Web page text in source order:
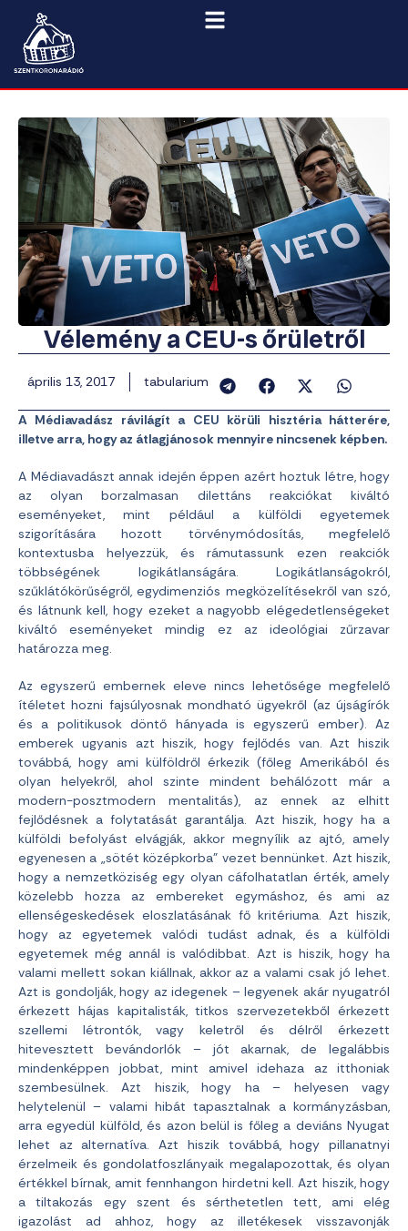
Vélemény a CEU-s őrületről
április 13, 2017 tabularium
A Médiavadász rávilágít a CEU körüli hisztéria hátterére,
illetve arra, hogy az átlagjánosok mennyire nincsenek képben.
A Médiavadászt annak idején éppen azért hoztuk létre, hogy
az olyan borzalmasan dilettáns reakciókat kiváltó
eseményeket, mint például a külföldi egyetemek
szigorítására hozott törvénymódosítás, megfelelő
kontextusba helyezzük, és rámutassunk ezen reakciók
többségének logikátlanságára. Logikátlanságokról,
szűklátókörűségről, egydimenziós megközelítésekről van szó,
és látnunk kell, hogy ezeket a nagyobb elégedetlenségeket
kiváltó eseményeket mindig ez az ideológiai zűrzavar
határozza meg.
Az egyszerű embernek eleve nincs lehetősége megfelelő
ítéletet hozni fajsúlyosnak mondható ügyekről (az újságírók
és a politikusok döntő hányada is egyszerű ember). Az
emberek ugyanis azt hiszik, hogy fejlődés van. Azt hiszik
továbbá, hogy ami külföldről érkezik (főleg Amerikából és
olyan helyekről, ahol szinte mindent behálózott már a
modern-posztmodern mentalitás), az ennek az elhitt
fejlődésnek a folytatását garantálja. Azt hiszik, hogy ha a
külföldi befolyást elvágják, akkor megnyílik az ajtó, amely
egyenesen a „sötét középkorba” vezet bennünket. Azt hiszik,
hogy a nemzetköziség egy olyan cáfolhatatlan érték, amely
közelebb hozza az embereket egymáshoz, és ami az
ellenségeskedések eloszlatásának fő kritériuma. Azt hiszik,
hogy az egyetemek valódi tudást adnak, és a külföldi
egyetemek még annál is valódibbat. Azt is hiszik, hogy ha
valami mellett sokan kiállnak, akkor az a valami csak jó lehet.
Azt is gondolják, hogy az idegenek – legyenek akár nyugatról
érkezett hájas kapitalisták, titkos szervezetekből érkezett
szellemi létrontók, vagy keletről és délről érkezett
hitevesztett bevándorlók – jót akarnak, de legalábbis
mindenképpen jobbat, mint amivel idehaza az itthoniak
szembesülnek. Azt hiszik, hogy ha – helyesen vagy
helytelenül – valami hibát tapasztalnak a kormányzásban,
arra egyedül külföld, és azon belül is főleg a deviáns Nyugat
lehet az alternatíva. Azt hiszik továbbá, hogy pillanatnyi
érzelmeik és gondolatfoszlányaik megalapozottak, és olyan
értékkel bírnak, amit fennhangon hirdetni kell. Azt hiszik, hogy
a tiltakozás egy szent és sérthetetlen tett, ami elég
igazolást ad ahhoz, hogy az illetékesek visszavonják